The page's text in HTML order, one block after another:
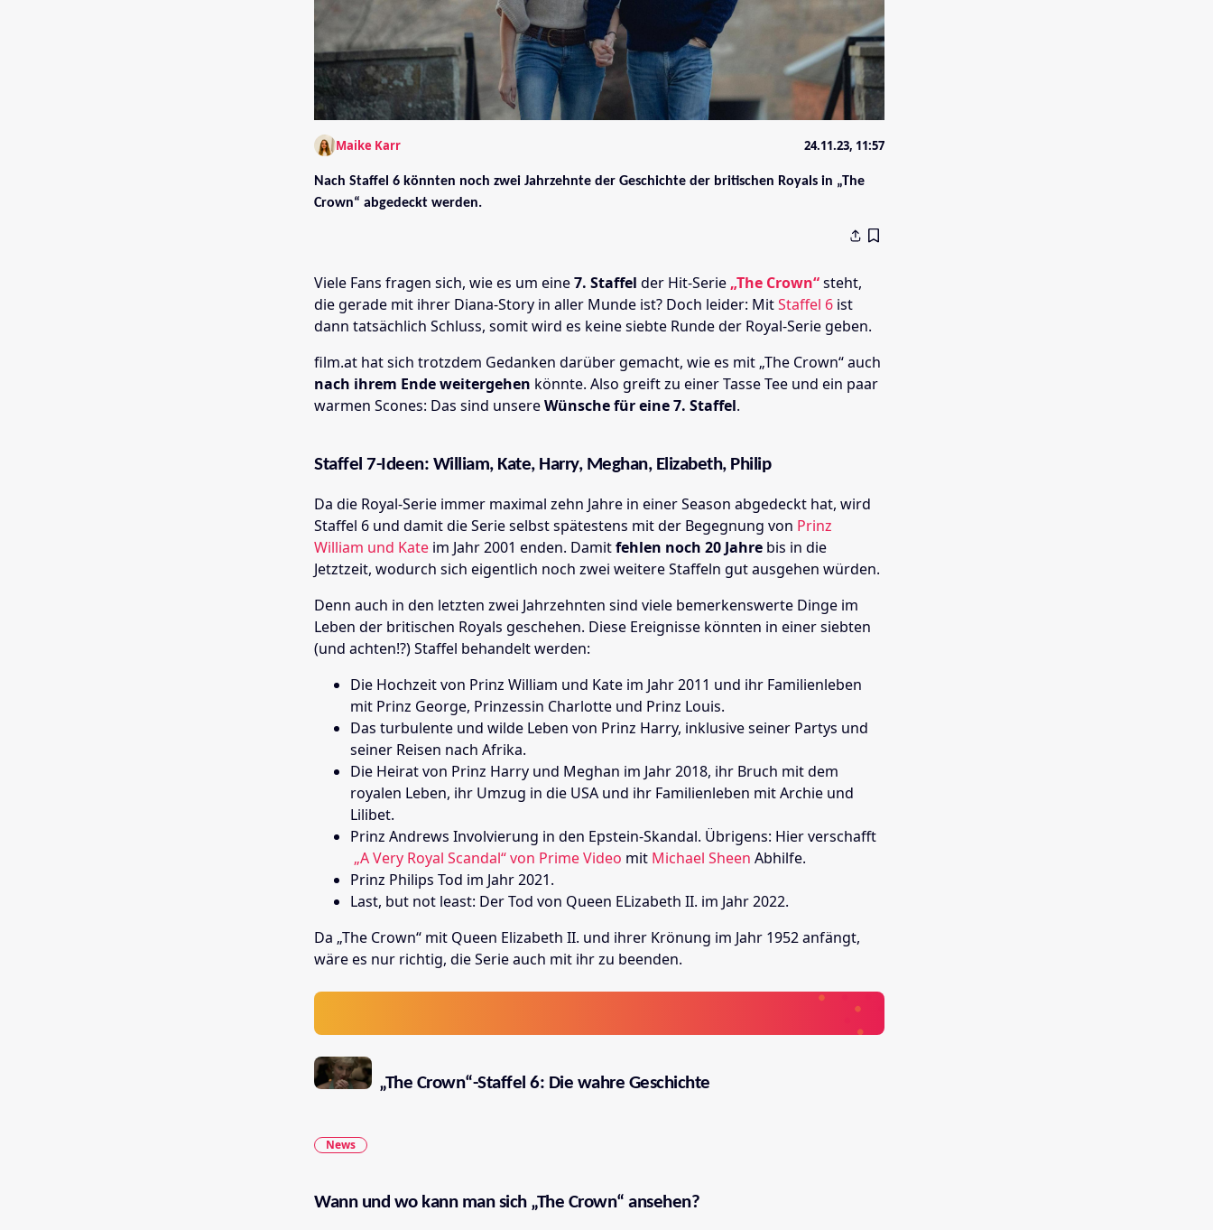
Maike Karr 24.11.23, 11:57
Nach Staffel 6 könnten noch zwei Jahrzehnte der Geschichte der britischen Royals in „The
Crown“ abgedeckt werden.
Viele Fans fragen sich, wie es um eine7. Staffel der Hit-Serie „The Crown“steht,
die gerade mit ihrer Diana-Story in aller Munde ist? Doch leider: MitStaffel 6 ist
dann tatsächlich Schluss, somit wird es keine siebte Runde der Royal-Serie geben.
film.at hat sich trotzdem Gedanken darüber gemacht, wie es mit „The Crown“ auch
nach ihrem Ende weitergehen könnte. Also greift zu einer Tasse Tee und ein paar
warmen Scones: Das sind unsereWünsche für eine 7. Staffel.
Staffel 7-Ideen: William, Kate, Harry, Meghan, Elizabeth, Philip
Da die Royal-Serie immer maximal zehn Jahre in einer Season abgedeckt hat, wird
Staffel 6 und damit die Serie selbst spätestens mit der Begegnung von Prinz
William und Kate im Jahr 2001 enden. Damitfehlen noch 20 Jahre bis in die
Jetztzeit, wodurch sich eigentlich noch zwei weitere Staffeln gut ausgehen würden.
Denn auch in den letzten zwei Jahrzehnten sind viele bemerkenswerte Dinge im
Leben der britischen Royals geschehen. Diese Ereignisse könnten in einer siebten
(und achten!?) Staffel behandelt werden:
Die Hochzeit von Prinz William und Kate im Jahr 2011 und ihr Familienleben
mit Prinz George, Prinzessin Charlotte und Prinz Louis.
Das turbulente und wilde Leben von Prinz Harry, inklusive seiner Partys und
seiner Reisen nach Afrika.
Die Heirat von Prinz Harry und Meghan im Jahr 2018, ihr Bruch mit dem
royalen Leben, ihr Umzug in die USA und ihr Familienleben mit Archie und
Lilibet.
Prinz Andrews Involvierung in den Epstein-Skandal. Übrigens: Hier verschafft
„A Very Royal Scandal“ von Prime Video mit Michael Sheen Abhilfe.
Prinz Philips Tod im Jahr 2021.
Last, but not least: Der Tod von Queen ELizabeth II. im Jahr 2022.
Da „The Crown“ mit Queen Elizabeth II. und ihrer Krönung im Jahr 1952 anfängt,
wäre es nur richtig, die Serie auch mit ihr zu beenden.
„The Crown“-Staffel 6: Die wahre Geschichte
News
Wann und wo kann man sich „The Crown“ ansehen?